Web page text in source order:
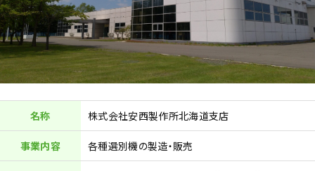
名称 株式会社安西製作所北海道支店
事業内容 各種選別機の製造・販売